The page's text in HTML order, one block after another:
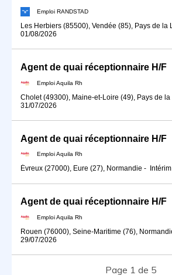
Emploi RANDSTAD
Les Herbiers (85500), Vendée (85), Pays de la
01/08/2026
Agent de quai réceptionnaire H/F
Emploi Aquila Rh
Cholet (49300), Maine-et-Loire (49), Pays de la
31/07/2026
Agent de quai réceptionnaire H/F
Emploi Aquila Rh
Évreux (27000), Eure (27), Normandie - Intérim
Agent de quai réceptionnaire H/F
Emploi Aquila Rh
Rouen (76000), Seine-Maritime (76),
29/07/2026
Page 1 de 5